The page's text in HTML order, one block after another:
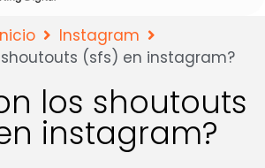
Instagram
shoutouts (sfs) en instagram?
los shoutouts
instagram?